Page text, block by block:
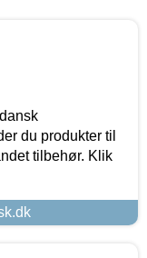
du produkter til
tilbehør. Klik